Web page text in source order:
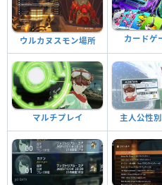
ウルカヌスモン場所 カードゲ
マルチプレイ 主人公性